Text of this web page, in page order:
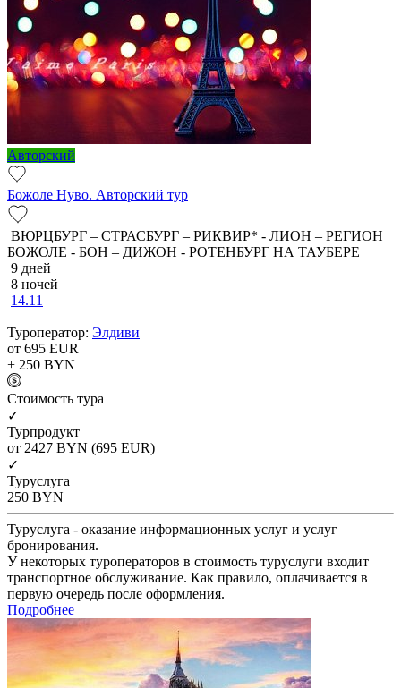
Авторский
Божоле Нуво. Авторский тур
ВЮРЦБУРГ – СТРАСБУРГ – РИКВИР* - ЛИОН – РЕГИОН
БОЖОЛЕ - БОН – ДИЖОН - РОТЕНБУРГ НА ТАУБЕРЕ
9 дней
8 ночей
14.11
Туроператор: Элдиви
от 695 EUR
+ 250 BYN
Cтоимость тура
✓
Турпродукт
от 2427 BYN (695 EUR)
✓
Туруслуга
250 BYN
Туруслуга - оказание информационных услуг и услуг
бронирования.
У некоторых туроператоров в стоимость туруслуги входит
транспортное обслуживание. Как правило, оплачивается в
первую очередь после оформления.
Подробнее